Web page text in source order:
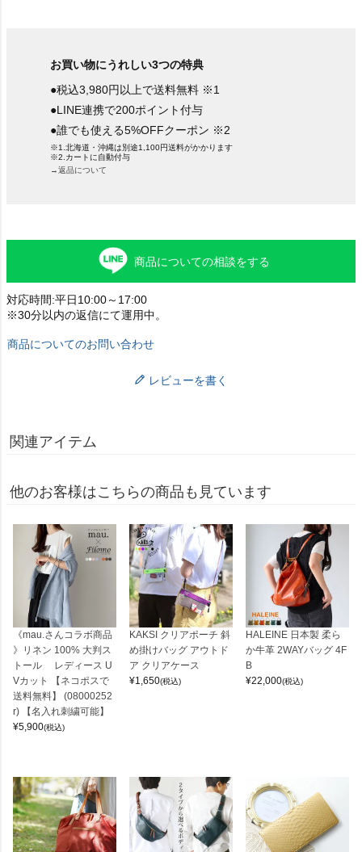
お買い物にうれしい3つの特典
●税込3,980円以上で送料無料 ※1
●LINE連携で200ポイント付与
●誰でも使える5%OFFクーポン ※2
※1.北海道・沖縄は別途1,100円送料がかかります
※2.カートに自動付与
→返品について
商品についての相談をする
対応時間:平日10:00～17:00
※30分以内の返信にて運用中。
商品についてのお問い合わせ
レビューを書く
関連アイテム
他のお客様はこちらの商品も見ています
《mau.さんコラボ商品
》リネン 100% 大判ス
トール レディース U
Vカット 【ネコポスで
送料無料】 (08000252
r) 【名入れ刺繍可能】
¥5,900(税込)
KAKSI クリアポーチ 斜
め掛けバッグ アウトド
ア クリアケース
¥1,650(税込)
HALEINE 日本製 柔ら
か牛革 2WAYバッグ 4F
B
¥22,000(税込)